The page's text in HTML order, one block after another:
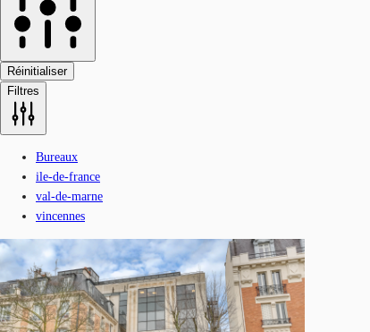
Réinitialiser
Filtres
Bureaux
ile-de-france
val-de-marne
vincennes